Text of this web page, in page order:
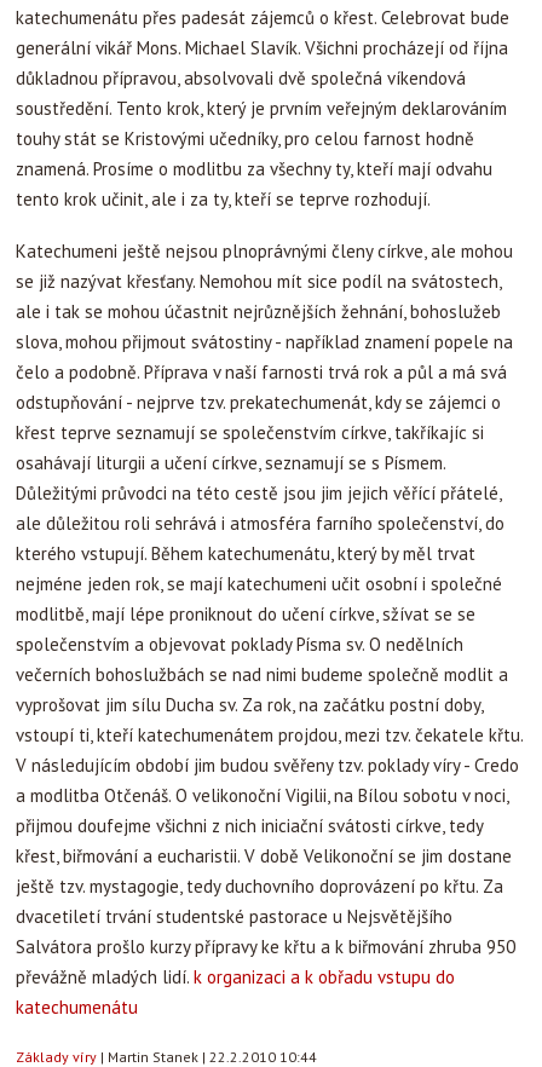
katechumenátu přes padesát zájemců o křest. Celebrovat bude
generální vikář Mons. Michael Slavík. Všichni procházejí od října
důkladnou přípravou, absolvovali dvě společná víkendová
soustředění. Tento krok, který je prvním veřejným deklarováním
touhy stát se Kristovými učedníky, pro celou farnost hodně
znamená. Prosíme o modlitbu za všechny ty, kteří mají odvahu
tento krok učinit, ale i za ty, kteří se teprve rozhodují.
Katechumeni ještě nejsou plnoprávnými členy církve, ale mohou
se již nazývat křesťany. Nemohou mít sice podíl na svátostech,
ale i tak se mohou účastnit nejrůznějších žehnání, bohoslužeb
slova, mohou přijmout svátostiny - například znamení popele na
čelo a podobně. Příprava v naší farnosti trvá rok a půl a má svá
odstupňování - nejprve tzv. prekatechumenát, kdy se zájemci o
křest teprve seznamují se společenstvím církve, takříkajíc si
osahávají liturgii a učení církve, seznamují se s Písmem.
Důležitými průvodci na této cestě jsou jim jejich věřící přátelé,
ale důležitou roli sehrává i atmosféra farního společenství, do
kterého vstupují. Během katechumenátu, který by měl trvat
nejméne jeden rok, se mají katechumeni učit osobní i společné
modlitbě, mají lépe proniknout do učení církve, sžívat se se
společenstvím a objevovat poklady Písma sv. O nedělních
večerních bohoslužbách se nad nimi budeme společně modlit a
vyprošovat jim sílu Ducha sv. Za rok, na začátku postní doby,
vstoupí ti, kteří katechumenátem projdou, mezi tzv. čekatele křtu.
V následujícím období jim budou svěřeny tzv. poklady víry - Credo
a modlitba Otčenáš. O velikonoční Vigilii, na Bílou sobotu v noci,
přijmou doufejme všichni z nich iniciační svátosti církve, tedy
křest, biřmování a eucharistii. V době Velikonoční se jim dostane
ještě tzv. mystagogie, tedy duchovního doprovázení po křtu. Za
dvacetiletí trvání studentské pastorace u Nejsvětějšího
Salvátora prošlo kurzy přípravy ke křtu a k biřmování zhruba 950
převážně mladých lidí. k organizaci a k obřadu vstupu do
katechumenátu
Základy víry | Martin Stanek | 22.2.2010 10:44